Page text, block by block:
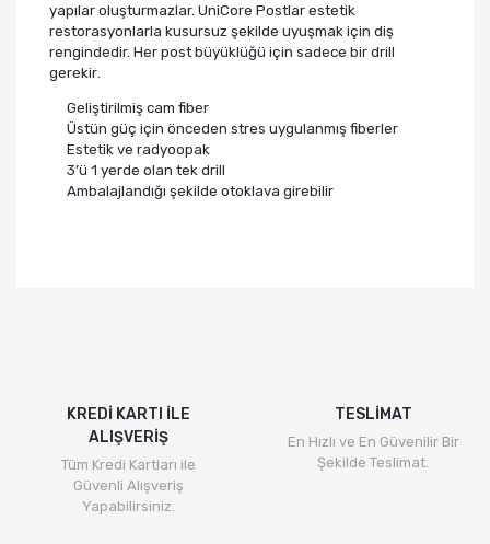
yapılar oluşturmazlar. UniCore Postlar estetik
restorasyonlarla kusursuz şekilde uyuşmak için diş
rengindedir. Her post büyüklüğü için sadece bir drill
gerekir
Geliştirilmiş cam fiber
Üstün güç için önceden stres uygulanmış fiberler
Estetik ve radyoopak
3’ü 1 yerde olan tek drill
Ambalajlandığı şekilde otoklava girebilir
KREDİ KARTI İLE
ALIŞVERİŞ
Tüm Kredi Kartları ile
Güvenli Alışveriş
Yapabilirsiniz.
TESLİMAT
En Hızlı ve En Güvenilir Bir
Şekilde Teslimat.